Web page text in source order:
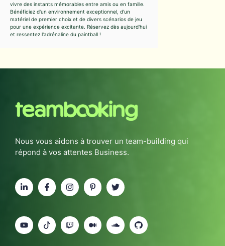
vivre des instants mémorables entre amis ou en famille.
Bénéficiez d'un environnement exceptionnel, d'un
matériel de premier choix et de divers scénarios de jeu
pour une expérience excitante. Réservez dès aujourd'hui
et ressentez l'adrénaline du paintball !
Nous vous aidons à trouver un team-building qui
répond à vos attentes Business.